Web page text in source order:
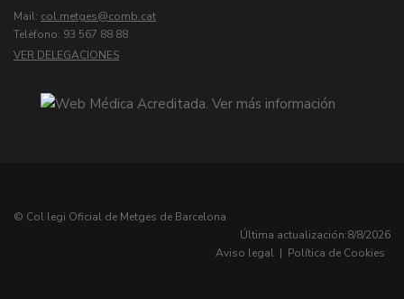
Mail: col.metges
Telèfono: 93 567 88 88
VER DELEGACIONES
© Col·legi Oficial de Metges de Barcelona
Última actualización:8/8/2026
Aviso legal | Política de Cookies